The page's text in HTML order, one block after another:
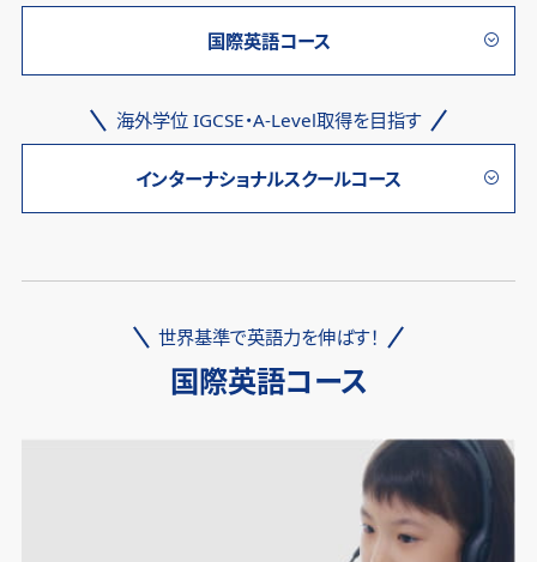
国際英語コース
海外学位 IGCSE・A-Level取得を目指す
インターナショナルスクールコース
世界基準で英語力を伸ばす！
国際英語コース